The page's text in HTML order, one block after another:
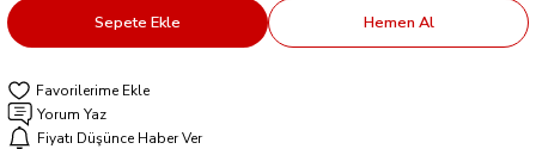
Sepete Ekle Hemen Al
Yorum Yaz
Fiyatı Düşünce Haber Ver